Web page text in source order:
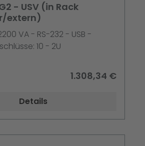
- USV (in Rack
extern)
VA - RS-232 - USB -
10 - 2U
1.308,34 €
Details